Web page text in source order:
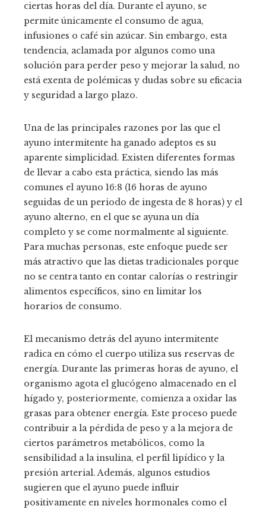
ciertas horas del día. Durante el ayuno, se
permite únicamente el consumo de agua,
infusiones o café sin azúcar. Sin embargo, esta
tendencia, aclamada por algunos como una
solución para perder peso y mejorar la salud, no
está exenta de polémicas y dudas sobre su eficacia
y seguridad a largo plazo.
Una de las principales razones por las que el
ayuno intermitente ha ganado adeptos es su
aparente simplicidad. Existen diferentes formas
de llevar a cabo esta práctica, siendo las más
comunes el ayuno 16:8 (16 horas de ayuno
seguidas de un periodo de ingesta de 8 horas) y el
ayuno alterno, en el que se ayuna un día
completo y se come normalmente al siguiente.
Para muchas personas, este enfoque puede ser
más atractivo que las dietas tradicionales porque
no se centra tanto en contar calorías o restringir
alimentos específicos, sino en limitar los
horarios de consumo.
El mecanismo detrás del ayuno intermitente
radica en cómo el cuerpo utiliza sus reservas de
energía. Durante las primeras horas de ayuno, el
organismo agota el glucógeno almacenado en el
hígado y, posteriormente, comienza a oxidar las
grasas para obtener energía. Este proceso puede
contribuir a la pérdida de peso y a la mejora de
ciertos parámetros metabólicos, como la
sensibilidad a la insulina, el perfil lipídico y la
presión arterial. Además, algunos estudios
sugieren que el ayuno puede influir
positivamente en niveles hormonales como el